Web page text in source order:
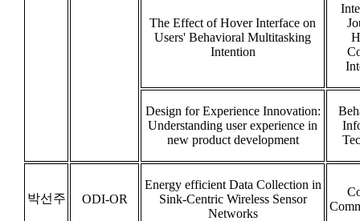
The Effect of Hover Interface on
Users' Behavioral Multitasking
Intention
Design for Experience Innovation:
Understanding user experience in
new product development
박선주 ODI-OR
Energy efficient Data Collection in
Sink-Centric Wireless Sensor
Networks